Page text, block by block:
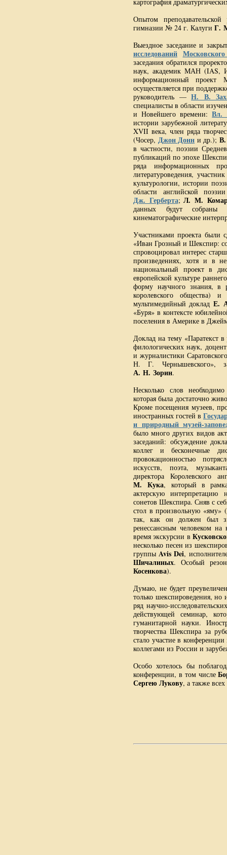
Опытом
гимназии № 24 г. Калуги Г.
Выездное заседание и
исследований
заседания обратился
наук, академик МАН (IAS,
информационный проект
осуществляется при
руководитель —Н. В.
специалисты в области
и Новейшего времени:Вл.
истории зарубежной
XVII века, член ряда
(Чосер, Джон Донн и др.);
в частности, поэзии
публикаций по эпохе
ряда информационных
литературоведения,
культурологии, истории
области английской
Дж. Герберта;Л. М.
данных будут собраны
кинематографические
Участниками проекта были
«Иван Грозный и Шекспир:
спровоцировал интерес
произведениях, хотя и в
национальный проект в
европейской культуре
форму научного знания, в
королевского общества)
мультимедийный доклад Е.
«Буря» в контексте
поселения в Америке в
Доклад на тему «Паратекст в
филологических наук,
и журналистики
Н. Г. Чернышевского»,
А. Н. Зорин.
Несколько слов
которая была достаточно
Кроме посещения музеев,
иностранных гостей в
и природный музей-
было много других видов
заседаний: обсуждение
коллег и бесконечные
провокационностью
искусств, поэта,
директора Королевского
М. Кука, который в
актерскую интерпретацию
сонетов Шекспира. Сняв с
стол в произвольную «яму»
так, как он должен был
ренессансным человеком
время экскурсии в
несколько песен из
группыAvis Dei,
Шичалиных. Особый
Косенкова).
Думаю, не будет
только шекспироведения,
ряд научно-
действующей семинар,
гуманитарной науки.
творчества Шекспира за
стало участие в
коллегами из России и
Особо хотелось бы
конференции, в том числе
Сергею Лукову, а также